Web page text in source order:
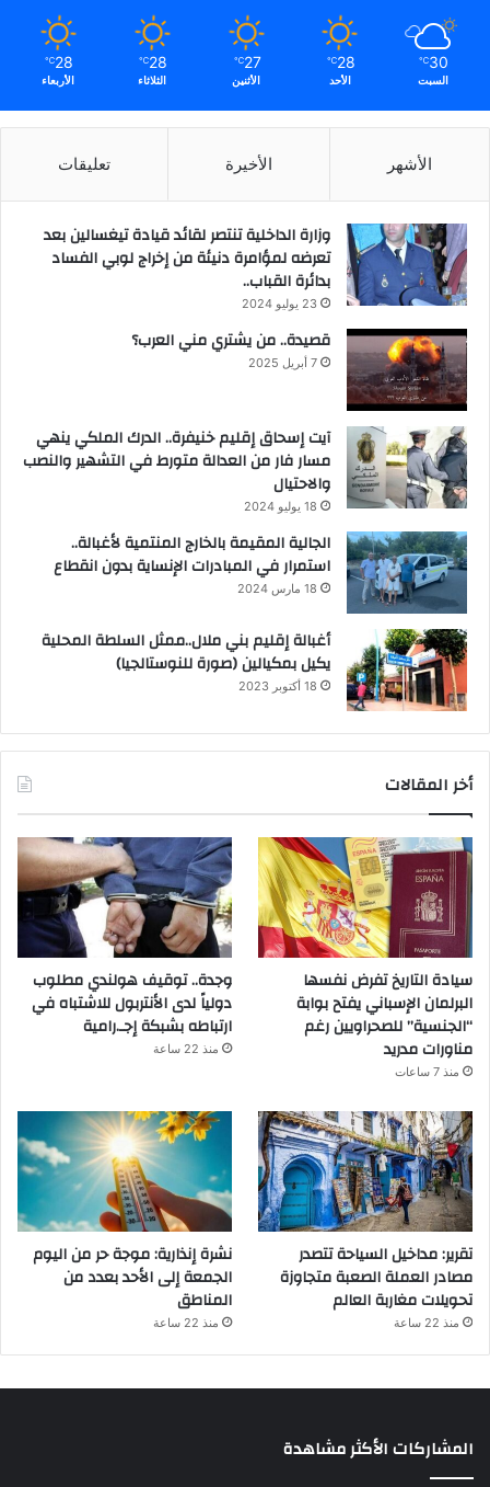
30
℃
السبت
28
℃
الأحد
27
℃
الأثنين
28
℃
الثلاثاء
28
℃
الأربعاء
الأشهر الأخيرة تعليقات
وزارة الداخلية تنتصر لقائد قيادة تيغسالين بعد
تعرضه لمؤامرة دنيئة من إخراج لوبي الفساد
بدائرة القباب..
23 يوليو 2024
قصيدة.. من يشتري مني العرب؟
7 أبريل 2025
آيت إسحاق إقليم خنيفرة.. الدرك الملكي ينهي
مسار فار من العدالة متورط في التشهير والنصب
والاحتيال
18 يوليو 2024
الجالية المقيمة بالخارج المنتمية لأغبالة..
استمرار في المبادرات الإنساية بدون انقطاع
18 مارس 2024
أغبالة إقليم بني ملال..ممثل السلطة المحلية
يكيل بمكيالين (صورة للنوستالجيا)
18 أكتوبر 2023
أخر المقالات
سيادة التاريخ تفرض نفسها
البرلمان الإسباني يفتح بوابة
“الجنسية” للصحراويين رغم
مناورات مدريد
منذ 7 ساعات
وجدة.. توقيف هولندي مطلوب
دولياً لدى الأنتربول للاشتباه في
ارتباطه بشبكة إجـ.رامية
منذ 22 ساعة
تقرير: مداخيل السياحة تتصدر
مصادر العملة الصعبة متجاوزة
تحويلات مغاربة العالم
منذ 22 ساعة
نشرة إنذارية: موجة حر من اليوم
الجمعة إلى الأحد بعدد من
المناطق
منذ 22 ساعة
المشاركات الأكثر مشاهدة